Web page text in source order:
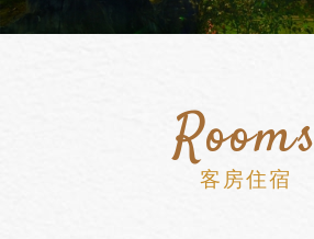
Rooms
客房住宿